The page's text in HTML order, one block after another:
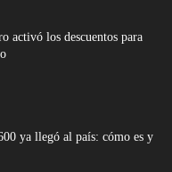
activó los descuentos para
ya llegó al país: cómo es y